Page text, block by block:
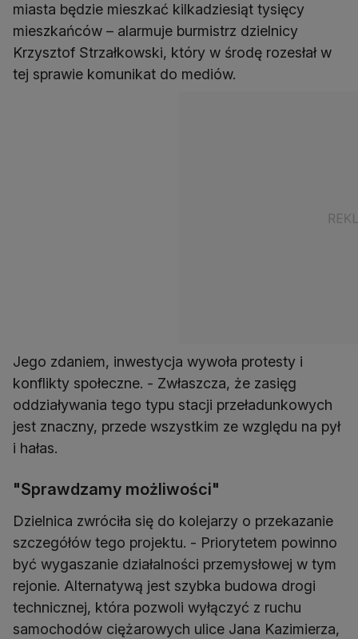
miasta będzie mieszkać kilkadziesiąt tysięcy
mieszkańców – alarmuje burmistrz dzielnicy
Krzysztof Strzałkowski, który w środę rozesłał w
tej sprawie komunikat do mediów.
Jego zdaniem, inwestycja wywoła protesty i
konflikty społeczne. - Zwłaszcza, że zasięg
oddziaływania tego typu stacji przeładunkowych
jest znaczny, przede wszystkim ze względu na pył
i hałas.
"Sprawdzamy możliwości"
Dzielnica zwróciła się do kolejarzy o przekazanie
szczegółów tego projektu. - Priorytetem powinno
być wygaszanie działalności przemysłowej w tym
rejonie. Alternatywą jest szybka budowa drogi
technicznej, która pozwoli wyłączyć z ruchu
samochodów ciężarowych ulice Jana Kazimierza,